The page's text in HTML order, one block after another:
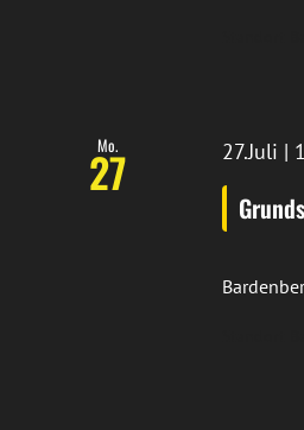
Mo.
27 27.Juli |